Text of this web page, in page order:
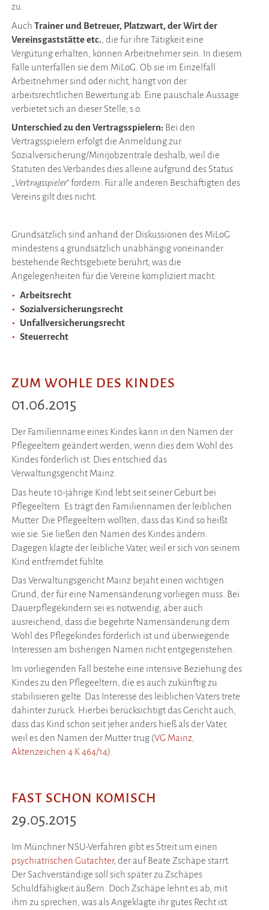
zu.
Auch Trainer und Betreuer, Platzwart, der Wirt der
Vereinsgaststätte etc. , die für ihre Tätigkeit eine
Vergütung erhalten, können Arbeitnehmer sein. In diesem
Falle unterfallen sie dem MiLoG. Ob sie im Einzelfall
Arbeitnehmer sind oder nicht, hängt von der
arbeitsrechtlichen Bewertung ab. Eine pauschale Aussage
verbietet sich an dieser Stelle, s.o.
Unterschied zu den Vertragsspielern: Bei den
Vertragsspielern erfolgt die Anmeldung zur
Sozialversicherung/Minijobzentrale deshalb, weil die
Statuten des Verbandes dies alleine aufgrund des Status
Vertragsspieler“ fordern. Für alle anderen Beschäftigten des
Vereins gilt dies nicht.
Grundsätzlich sind anhand der Diskussionen des MiLoG
mindestens 4 grundsätzlich unabhängig voneinander
bestehende Rechtsgebiete berührt, was die
Angelegenheiten für die Vereine kompliziert macht:
Arbeitsrecht
Sozialversicherungsrecht
Unfallversicherungsrecht
Steuerrecht
ZUM WOHLE DES KINDES
01.06.2015
Der Familienname eines Kindes kann in den Namen der
Pflegeeltern geändert werden, wenn dies dem Wohl des
Kindes förderlich ist. Dies entschied das
Verwaltungsgericht Mainz.
Das heute 10-jährige Kind lebt seit seiner Geburt bei
Pflegeeltern. Es trägt den Familiennamen der leiblichen
Mutter. Die Pflegeeltern wollten, dass das Kind so heißt
wie sie. Sie ließen den Namen des Kindes ändern.
Dagegen klagte der leibliche Vater, weil er sich von seinem
Kind entfremdet fühlte.
Das Verwaltungsgericht Mainz bejaht einen wichtigen
Grund, der für eine Namensänderung vorliegen muss. Bei
Dauerpflegekindern sei es notwendig, aber auch
ausreichend, dass die begehrte Namensänderung dem
Wohl des Pflegekindes förderlich ist und überwiegende
Interessen am bisherigen Namen nicht entgegenstehen.
Im vorliegenden Fall bestehe eine intensive Beziehung des
Kindes zu den Pflegeeltern, die es auch zukünftig zu
stabilisieren gelte. Das Interesse des leiblichen Vaters trete
dahinter zurück. Hierbei berücksichtigt das Gericht auch,
dass das Kind schon seit jeher anders hieß als der Vater,
weil es den Namen der Mutter trug (VG Mainz,
Aktenzeichen 4 K 464/14).
FAST SCHON KOMISCH
29.05.2015
Im Münchner NSU-Verfahren gibt es Streit um einen
psychiatrischen Gutachter, der auf Beate Zschäpe starrt.
Der Sachverständige soll sich später zu Zschäpes
Schuldfähigkeit äußern. Doch Zschäpe lehnt es ab, mit
ihm zu sprechen, was als Angeklagte ihr gutes Recht ist.